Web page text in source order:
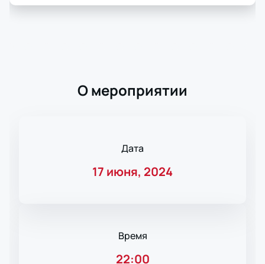
О мероприятии
Дата
17 июня, 2024
Время
22:00